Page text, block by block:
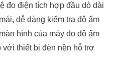
đo điện tích hợp đầu dò dài
dễ dàng kiểm tra độ ẩm
hình của máy đo độ ẩm
thiết bị đèn nền hỗ trợ